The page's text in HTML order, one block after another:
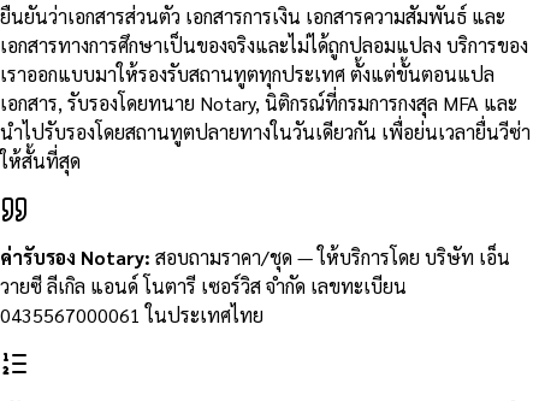
ยืนยันว่าเอกสารส่วนตัว เอกสารการเงิน เอกสารความสัมพันธ์ และ
เอกสารทางการศึกษาเป็นของจริงและไม่ได้ถูกปลอมแปลง บริการของ
เราออกแบบมาให้รองรับสถานทูตทุกประเทศ ตั้งแต่ขั้นตอนแปล
เอกสาร, รับรองโดยทนาย Notary, นิติกรณ์ที่กรมการกงสุล MFA และ
นำไปรับรองโดยสถานทูตปลายทางในวันเดียวกัน เพื่อย่นเวลายื่นวีซ่า
ให้สั้นที่สุด
ค่ารับรอง Notary: สอบถามราคา/ชุด —ให้บริการโดย บริษัท เอ็น
วายซี ลีเกิล แอนด์ โนตารี เซอร์วิส จำกัด เลขทะเบียน
0435567000061 ในประเทศไทย